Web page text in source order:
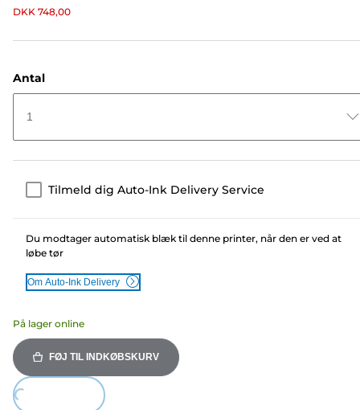
DKK 748,00
Antal
1
Tilmeld dig Auto-Ink Delivery Service
Du modtager automatisk blæk til denne printer, når den er ved at
løbe tør
Om Auto-Ink Delivery
På lager online
FØJ TIL INDKØBSKURV